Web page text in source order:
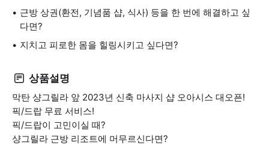
근방 상권(환전, 기념품 샵, 식사) 등을 한 번에 해결하고 싶
다면?
지치고 피로한 몸을 힐링시키고 싶다면?
상품설명
막탄 샹그릴라 앞 2023년 신축 마사지 샵 오아시스 대오픈!
픽/드랍 무료 서비스!
픽/드랍이 고민이실 때?
샹그릴라 근방 리조트에 머무르신다면?